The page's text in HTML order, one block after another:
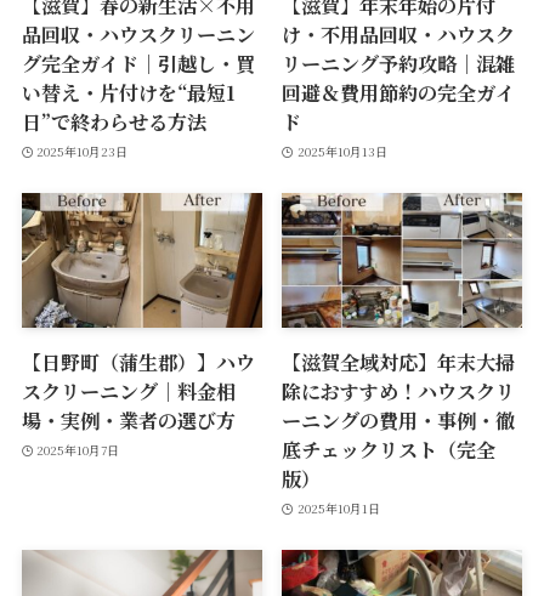
品回収・ハウスクリーニン
グ完全ガイド｜引越し・買
い替え・片付けを“最短1
日”で終わらせる方法
2025年10月23日
け・不用品回収・ハウスク
リーニング予約攻略｜混雑
回避＆費用節約の完全ガイ
ド
2025年10月13日
【日野町（蒲生郡）】ハウ
スクリーニング｜料金相
場・実例・業者の選び方
2025年10月7日
【滋賀全域対応】年末大掃
除におすすめ！ハウスクリ
ーニングの費用・事例・徹
底チェックリスト（完全
版）
2025年10月1日